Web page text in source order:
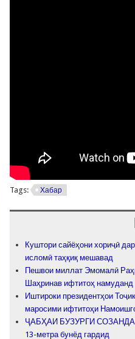
Tags: Хабар
Куштори сайёҳони хориҷӣ
исломӣ таҳқиқ мешавад
Пешвои миллат Эмомалӣ
Шаҳринав ифтитоҳ намуданд
Иштироки президентҳои
маросими ифтитоҳи
ҶАБҲАИ БУЗУРГИ
13-метра бунёд гардид